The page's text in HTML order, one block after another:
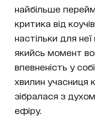
найбільше
критика від
настільки для
якийсь момент
впевненість у
хвилин учасниця
зібралася з
ефіру.